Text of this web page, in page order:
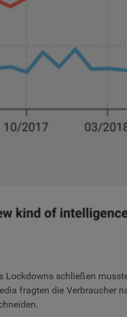
Lockdowns schließen
fragten die Verbraucher